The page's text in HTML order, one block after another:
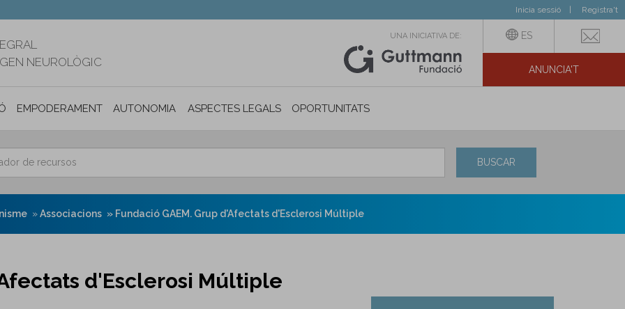
Inicia sessió Registra't
NEUROLÒGIC
UNA INICIATIVA DE: ES
ANUNCIA'T
EMPODERAMENT AUTONOMIA PERSONAL I INCLUSIÓ SOCIAL
ASPECTES LEGALS OPORTUNITATS
BUSCAR
Associacions Fundació GAEM. Grup d'Afectats d'Esclerosi Múltiple
d'Esclerosi Múltiple